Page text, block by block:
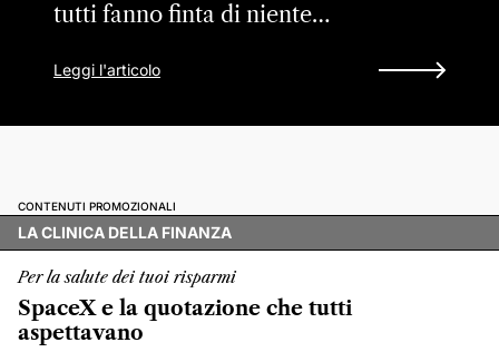
tutti fanno finta di niente…
Leggi l'articolo
CONTENUTI PROMOZIONALI
LA CLINICA DELLA FINANZA
Per la salute dei tuoi risparmi
SpaceX e la quotazione che tutti
aspettavano